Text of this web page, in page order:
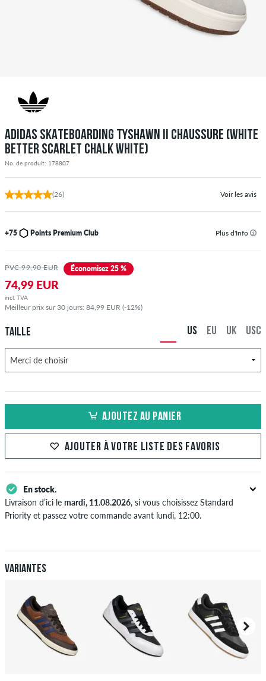
ADIDAS SKATEBOARDING TYSHAWN II CHAUSSURE (WHITE
BETTER SCARLET CHALK WHITE)
No. de produit: 178807
(26) Voir les avis
+75 Points Premium Club Plus d'Info
PVC 99,90 EUR Économisez 25 %
74,99 EUR
incl. TVA
Meilleur prix sur 30 jours: 84,99 EUR (-12%)
TAILLE USC
UK
EU
US
AJOUTEZ AU PANIER
AJOUTER À VOTRE LISTE DES FAVORIS
En stock.
Livraison d’ici le mardi, 11.08.2026, si vous choisissez Standard
Priority et passez votre commande avant lundi, 12:00.
Paiement.
Variantes